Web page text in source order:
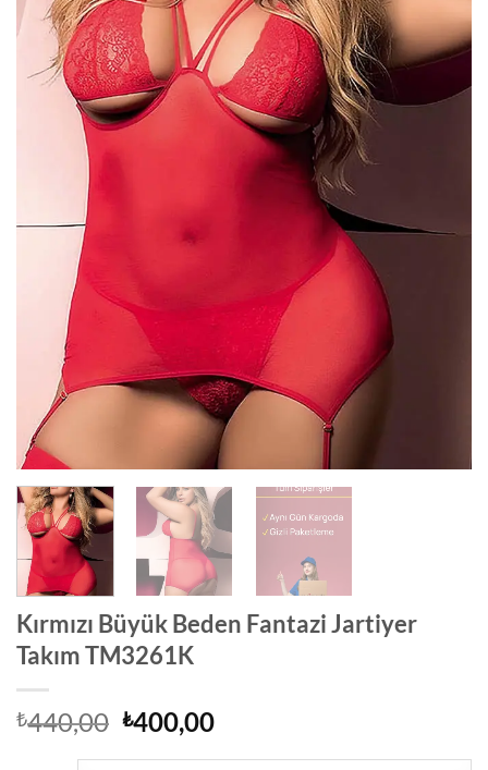
Kırmızı Büyük Beden Fantazi Jartiyer
Takım TM3261K
₺440,00 Orijinal
fiyat:
₺400,00Şu